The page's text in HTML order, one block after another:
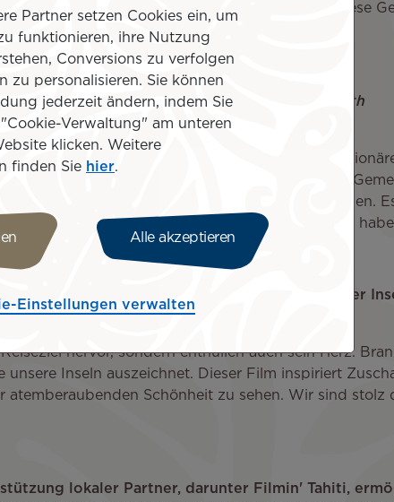
von Marlon Brando zu ehren. Zu sehen, wie diese
Bedeutung von Filmen wie
„Waltzing with
Er verdeutlicht die tiefe Verbindung zwischen
with Brando“ erinnern uns daran, wie ein Film
feiern kann, die Ozeanien einzigartig machen.
talentierten Menschen, die es möglich gemacht
die einzigartige Schönheit und den Geist der
hervor, sondern enthüllen auch sein Herz.
Inseln auszeichnet. Dieser Film inspiriert
Schönheit zu sehen. Wir sind stolz
lokaler Partner, darunter Filmin' Tahiti,
Partner setzen Cookies ein, um
funktionieren, ihre Nutzung
Conversions zu verfolgen
zu personalisieren. Sie können
jederzeit ändern, indem Sie
Verwaltung" am unteren
klicken. Weitere
finden Sie hier.
Alle akzeptieren
Einstellungen verwalten